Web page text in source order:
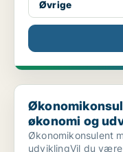
Øvrige
Økonomikonsulent
økonomi og
Økonomikonsulent
udviklingVil du